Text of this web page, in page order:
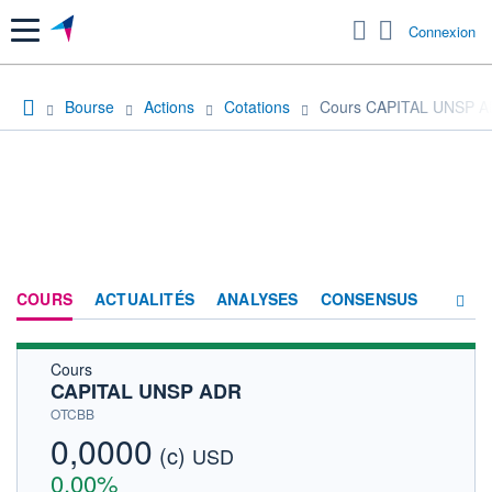
Menu Connexion
Bourse Actions Cotations Cours CAPITAL UNSP
COURS ACTUALITÉS ANALYSES CONSENSUS
Cours
CAPITAL UNSP ADR
OTCBB
0,0000 (c) USD
0,00%